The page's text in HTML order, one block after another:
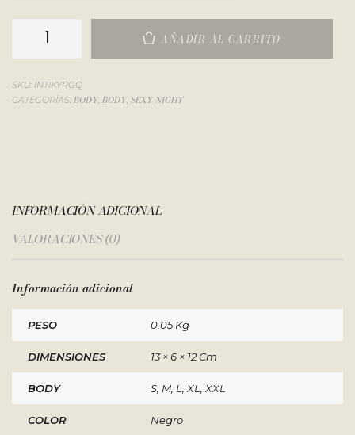
AÑADIR AL CARRITO
SKU: INTIKYRGQ
CATEGORÍAS: BODY, BODY, SEXY NIGHT
INFORMACIÓN ADICIONAL
VALORACIONES (0)
Información adicional
PESO 0.05 Kg
DIMENSIONES 13 × 6 × 12 Cm
BODY S, M, L, XL, XXL
COLOR Negro